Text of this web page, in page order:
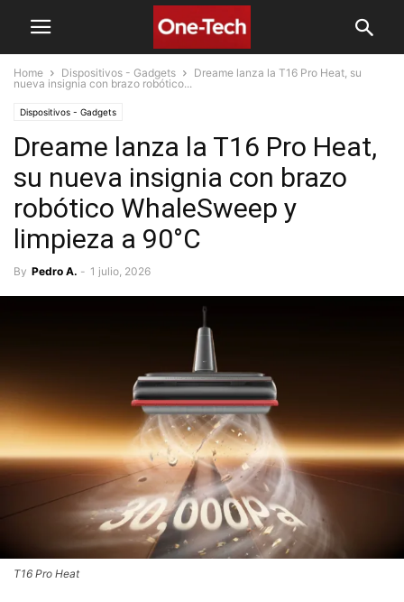
Home Dispositivos - Gadgets
Dreame lanza la T16 Pro Heat, su
nueva insignia con brazo robótico...
Dispositivos - Gadgets
Dreame lanza la T16 Pro Heat,
su nueva insignia con brazo
robótico WhaleSweep y
limpieza a 90°C
By Pedro A. - 1 julio, 2026
T16 Pro Heat